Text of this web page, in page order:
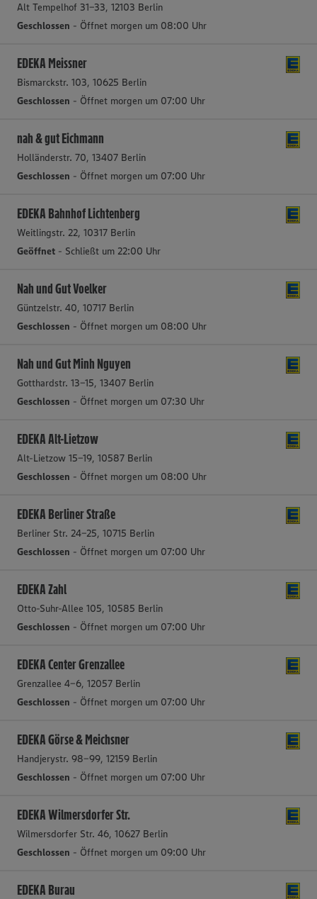
Alt Tempelhof 31-33, 12103 Berlin
Geschlossen - Öffnet morgen um 08:00 Uhr
EDEKA Meissner
Bismarckstr. 103, 10625 Berlin
Geschlossen - Öffnet morgen um 07:00 Uhr
nah & gut Eichmann
Holländerstr. 70, 13407 Berlin
Geschlossen - Öffnet morgen um 07:00 Uhr
EDEKA Bahnhof Lichtenberg
Weitlingstr. 22, 10317 Berlin
Geöffnet - Schließt um 22:00 Uhr
Nah und Gut Voelker
Güntzelstr. 40, 10717 Berlin
Geschlossen - Öffnet morgen um 08:00 Uhr
Nah und Gut Minh Nguyen
Gotthardstr. 13-15, 13407 Berlin
Geschlossen - Öffnet morgen um 07:30 Uhr
EDEKA Alt-Lietzow
Alt-Lietzow 15-19, 10587 Berlin
Geschlossen - Öffnet morgen um 08:00 Uhr
EDEKA Berliner Straße
Berliner Str. 24-25, 10715 Berlin
Geschlossen - Öffnet morgen um 07:00 Uhr
EDEKA Zahl
Otto-Suhr-Allee 105, 10585 Berlin
Geschlossen - Öffnet morgen um 07:00 Uhr
EDEKA Center Grenzallee
Grenzallee 4-6, 12057 Berlin
Geschlossen - Öffnet morgen um 07:00 Uhr
EDEKA Görse & Meichsner
Handjerystr. 98-99, 12159 Berlin
Geschlossen - Öffnet morgen um 07:00 Uhr
EDEKA Wilmersdorfer Str.
Wilmersdorfer Str. 46, 10627 Berlin
Geschlossen - Öffnet morgen um 09:00 Uhr
EDEKA Burau